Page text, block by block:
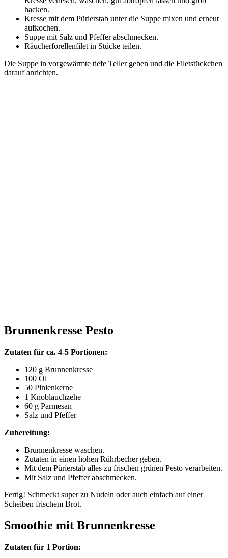
hacken.
Kresse mit dem Pürierstab unter die Suppe mixen und erneut
aufkochen.
Suppe mit Salz und Pfeffer abschmecken.
Räucherforellenfilet in Stücke teilen.
Die Suppe in vorgewärmte tiefe Teller geben und die Filetstückchen
darauf anrichten.
Brunnenkresse Pesto
Zutaten für ca. 4-5 Portionen:
120 g Brunnenkresse
100 Öl
50 Pinienkerne
1 Knoblauchzehe
60 g Parmesan
Salz und Pfeffer
Zubereitung:
Brunnenkresse waschen.
Zutaten in einen hohen Rührbecher geben.
Mit dem Pürierstab alles zu frischen grünen Pesto verarbeiten.
Mit Salz und Pfeffer abschmecken.
Fertig! Schmeckt super zu Nudeln oder auch einfach auf einer
Scheiben frischem Brot.
Smoothie mit Brunnenkresse
Zutaten für 1 Portion: